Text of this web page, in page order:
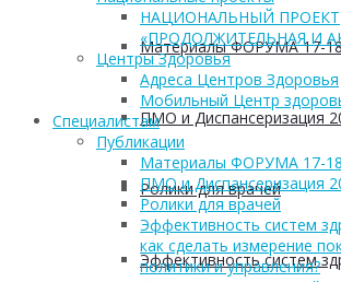
Материалы ФОРУМА 17-
ПМО и Диспансеризация
Ролики для врачей
Эффективность систем
НАЦИОНАЛЬНЫЙ ПРОЕКТ
«ПРОДОЛЖИТЕЛЬНАЯ И
Центры Здоровья
Адреса Центров Здоровья
Мобильный Центр
Cпециалистам
Публикации
Материалы ФОРУМА 17-
ПМО и Диспансеризация
Ролики для врачей
Эффективность систем
как сделать измерение
политики и управления?